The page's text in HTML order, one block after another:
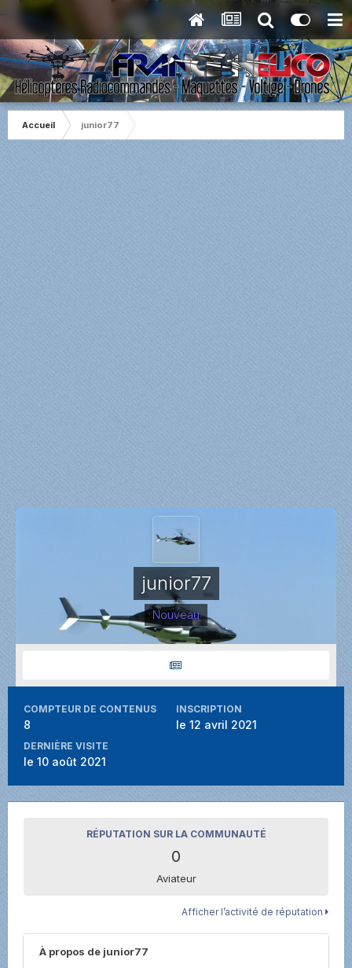
Accueil junior77
junior77
Nouveau
COMPTEUR DE CONTENUS
8
INSCRIPTION
le 12 avril 2021
DERNIÈRE VISITE
le 10 août 2021
RÉPUTATION SUR LA COMMUNAUTÉ
0
Aviateur
Afficher l’activité de réputation
À propos de junior77